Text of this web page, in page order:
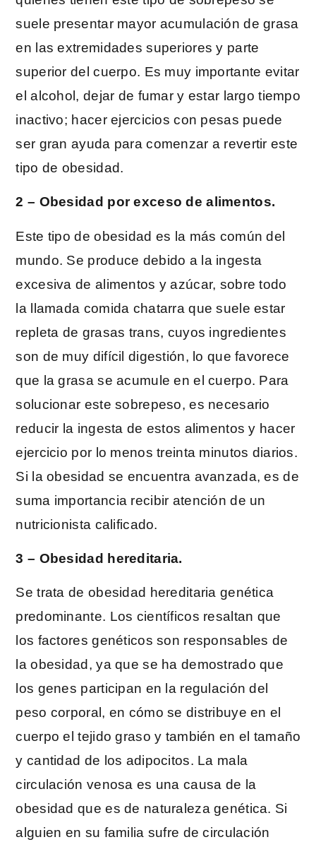
suele presentar mayor acumulación de grasa
en las extremidades superiores y parte
superior del cuerpo. Es muy importante evitar
el alcohol, dejar de fumar y estar largo tiempo
inactivo; hacer ejercicios con pesas puede
ser gran ayuda para comenzar a revertir este
tipo de obesidad.
2 – Obesidad por exceso de alimentos.
Este tipo de obesidad es la más común del
mundo. Se produce debido a la ingesta
excesiva de alimentos y azúcar, sobre todo
la llamada comida chatarra que suele estar
repleta de grasas trans, cuyos ingredientes
son de muy difícil digestión, lo que favorece
que la grasa se acumule en el cuerpo. Para
solucionar este sobrepeso, es necesario
reducir la ingesta de estos alimentos y hacer
ejercicio por lo menos treinta minutos diarios.
Si la obesidad se encuentra avanzada, es de
suma importancia recibir atención de un
nutricionista calificado.
3 – Obesidad hereditaria.
Se trata de obesidad hereditaria genética
predominante. Los científicos resaltan que
los factores genéticos son responsables de
la obesidad, ya que se ha demostrado que
los genes participan en la regulación del
peso corporal, en cómo se distribuye en el
cuerpo el tejido graso y también en el tamaño
y cantidad de los adipocitos. La mala
circulación venosa es una causa de la
obesidad que es de naturaleza genética. Si
alguien en su familia sufre de circulación